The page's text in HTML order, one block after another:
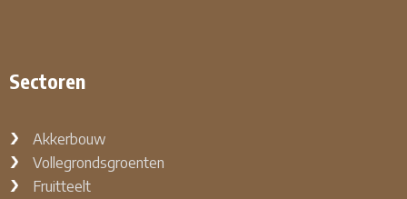
Sectoren
Akkerbouw
Vollegrondsgroenten
Fruitteelt